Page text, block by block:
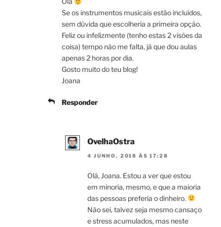
Se os instrumentos musicais estão incluídos,
sem dúvida que escolheria a primeira opção.
Feliz ou infelizmente (tenho estas 2 visões da
coisa) tempo não me falta, já que dou aulas
apenas 2 horas por dia.
Gosto muito do teu blog!
Joana
Responder
OvelhaOstra
4 JUNHO, 2018 ÀS 17:28
Olá, Joana. Estou a ver que estou
em minoria, mesmo, e que a maioria
das pessoas preferia o dinheiro.
Não sei, talvez seja mesmo cansaço
e stress acumulados, mas neste